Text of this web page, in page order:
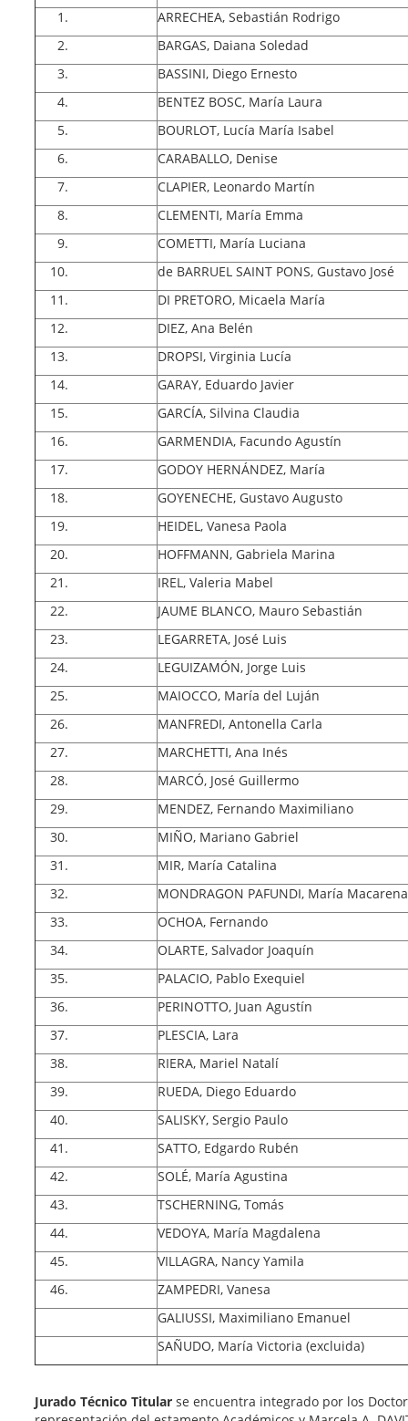
ARRECHEA, Sebastián Rodrigo
BARGAS, Daiana Soledad
BASSINI, Diego Ernesto
BENTEZ BOSC, María Laura
BOURLOT, Lucía María Isabel
CARABALLO, Denise
CLAPIER, Leonardo Martín
CLEMENTI, María Emma
COMETTI, María Luciana
de BARRUEL SAINT PONS, Gustavo José
DI PRETORO, Micaela María
DIEZ, Ana Belén
DROPSI, Virginia Lucía
GARAY, Eduardo Javier
GARCÍA, Silvina Claudia
GARMENDIA, Facundo Agustín
GODOY HERNÁNDEZ, María
GOYENECHE, Gustavo Augusto
HEIDEL, Vanesa Paola
HOFFMANN, Gabriela Marina
IREL, Valeria Mabel
JAUME BLANCO, Mauro Sebastián
LEGARRETA, José Luis
LEGUIZAMÓN, Jorge Luis
MAIOCCO, María del Luján
MANFREDI, Antonella Carla
MARCHETTI, Ana Inés
MARCÓ, José Guillermo
MENDEZ, Fernando Maximiliano
MIÑO, Mariano Gabriel
MIR, María Catalina
MONDRAGON PAFUNDI, María Macarena
OCHOA, Fernando
OLARTE, Salvador Joaquín
PALACIO, Pablo Exequiel
PERINOTTO, Juan Agustín
PLESCIA, Lara
RIERA, Mariel Natalí
RUEDA, Diego Eduardo
SALISKY, Sergio Paulo
SATTO, Edgardo Rubén
SOLÉ, María Agustina
TSCHERNING, Tomás
VEDOYA, María Magdalena
VILLAGRA, Nancy Yamila
ZAMPEDRI, Vanesa
GALIUSSI, Maximiliano Emanuel
SAÑUDO, María Victoria (excluida)
Jurado Técnico Titular se encuentra integrado por los